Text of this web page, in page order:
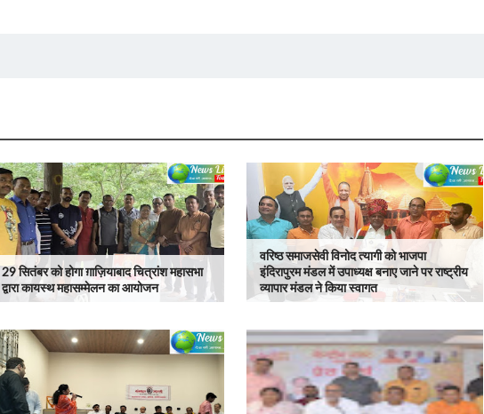
29 सितंबर को होगा ग़ाज़ियाबाद चित्रांश महासभा
द्वारा कायस्थ महासम्मेलन का आयोजन
वरिष्ठ समाजसेवी विनोद त्यागी को भाजपा
इंदिरापुरम मंडल में उपाध्यक्ष बनाए जाने पर राष्ट्रीय
व्यापार मंडल ने किया स्वागत